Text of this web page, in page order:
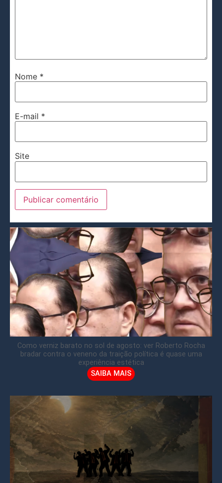
Nome *
E-mail *
Site
Como verniz barato no sol de agosto: ver Roberto Rocha
bradar contra o veneno da traição política é quase uma
experiência estética
SAIBA MAIS